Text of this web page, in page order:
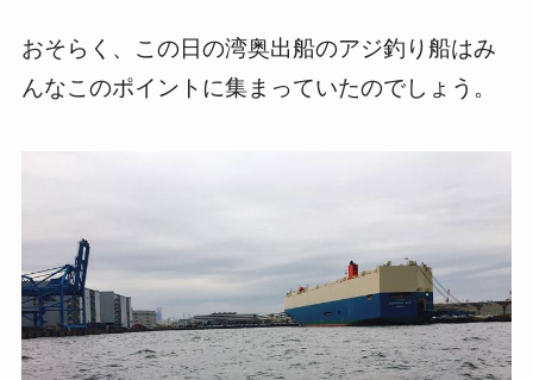
おそらく、この日の湾奥出船のアジ釣り船はみ
んなこのポイントに集まっていたのでしょう。